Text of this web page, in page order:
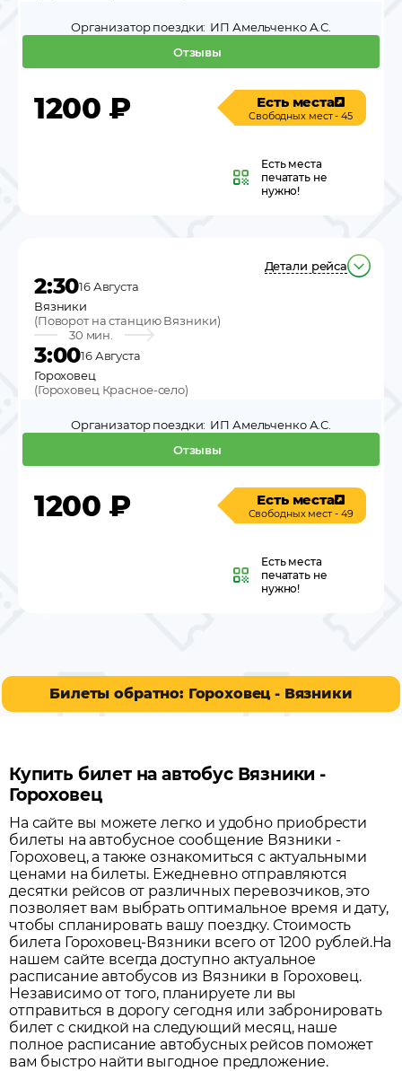
Отзывы
Организатор поездки: ИП Амельченко А.С.
1200 ₽ Есть места
Свободных мест - 45
Есть места
печатать не
нужно!
Детали рейса
2:3016 Августа
Вязники
(Поворот на станцию Вязники)
30 мин.
3:0016 Августа
Гороховец
(Гороховец Красное-село)
Отзывы
Организатор поездки: ИП Амельченко А.С.
1200 ₽ Есть места
Свободных мест - 49
Есть места
печатать не
нужно!
Билеты обратно: Гороховец - Вязники
Купить билет на автобус Вязники -
Гороховец
На сайте вы можете легко и удобно приобрести
билеты на автобусное сообщение Вязники -
Гороховец, а также ознакомиться с актуальными
ценами на билеты. Ежедневно отправляются
десятки рейсов от различных перевозчиков, это
позволяет вам выбрать оптимальное время и дату,
чтобы спланировать вашу поездку. Стоимость
билета Гороховец-Вязники всего от 1200 рублей.На
нашем сайте всегда доступно актуальное
расписание автобусов из Вязники в Гороховец.
Независимо от того, планируете ли вы
отправиться в дорогу сегодня или забронировать
билет с скидкой на следующий месяц, наше
полное расписание автобусных рейсов поможет
вам быстро найти выгодное предложение.